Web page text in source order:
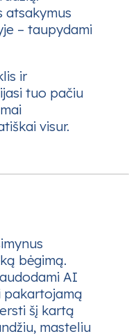
atsakymus
– taupydami
ir
tuo pačiu
visur.
bėgimą.
AI
pakartojamą
šį kartą
masteliu